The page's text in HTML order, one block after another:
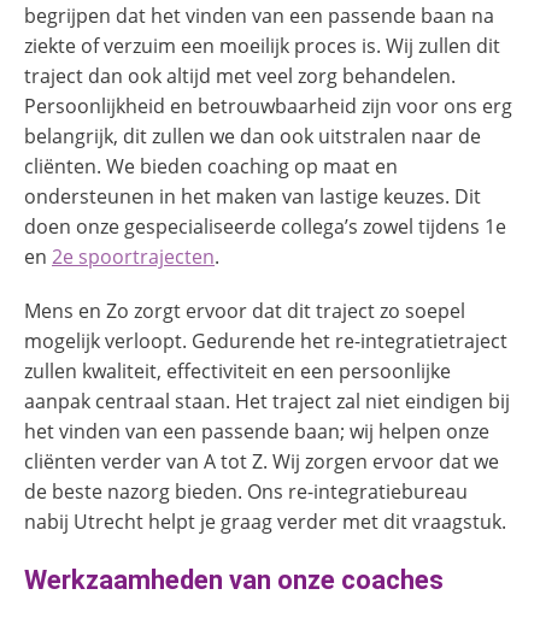
begrijpen dat het vinden van een passende baan na
ziekte of verzuim een moeilijk proces is. Wij zullen dit
traject dan ook altijd met veel zorg behandelen.
Persoonlijkheid en betrouwbaarheid zijn voor ons erg
belangrijk, dit zullen we dan ook uitstralen naar de
cliënten. We bieden coaching op maat en
ondersteunen in het maken van lastige keuzes. Dit
doen onze gespecialiseerde collega’s zowel tijdens 1e
en 2e spoortrajecten.
Mens en Zo zorgt ervoor dat dit traject zo soepel
mogelijk verloopt. Gedurende het re-integratietraject
zullen kwaliteit, effectiviteit en een persoonlijke
aanpak centraal staan. Het traject zal niet eindigen bij
het vinden van een passende baan; wij helpen onze
cliënten verder van A tot Z. Wij zorgen ervoor dat we
de beste nazorg bieden. Ons re-integratiebureau
nabij Utrecht helpt je graag verder met dit vraagstuk.
Werkzaamheden van onze coaches